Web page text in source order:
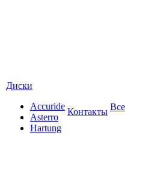
Диски
Accuride
Asterro
Hartung
Контакты Все